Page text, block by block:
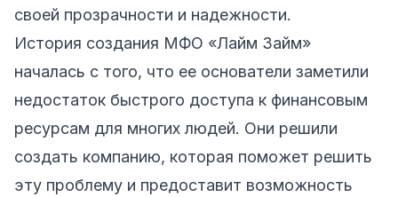
своей прозрачности и надежности.
История создания МФО «Лайм Займ»
началась с того, что ее основатели заметили
недостаток быстрого доступа к финансовым
ресурсам для многих людей. Они решили
создать компанию, которая поможет решить
эту проблему и предоставит возможность